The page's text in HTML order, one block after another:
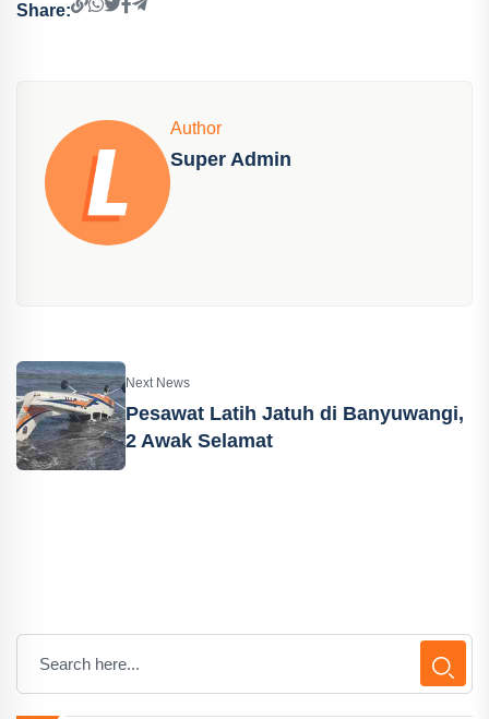
Share:
Author
Super Admin
Next News
Pesawat Latih Jatuh di Banyuwangi,
2 Awak Selamat